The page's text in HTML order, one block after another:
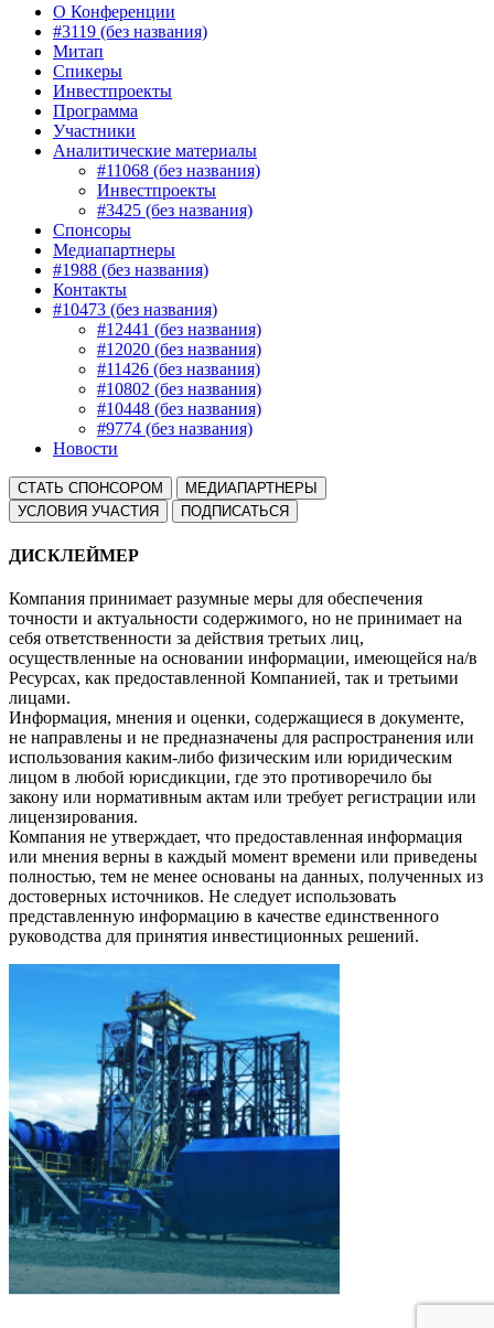
О Конференции
#3119 (без названия)
Митап
Спикеры
Инвестпроекты
Программа
Участники
Аналитические материалы
#11068 (без названия)
Инвестпроекты
#3425 (без названия)
Спонсоры
Медиапартнеры
#1988 (без названия)
Контакты
#10473 (без названия)
#12441 (без названия)
#12020 (без названия)
#11426 (без названия)
#10802 (без названия)
#10448 (без названия)
#9774 (без названия)
Новости
СТАТЬ СПОНСОРОМ
МЕДИАПАРТНЕРЫ
УСЛОВИЯ УЧАСТИЯ
ПОДПИСАТЬСЯ
ДИСКЛЕЙМЕР
Компания принимает разумные меры для обеспечения
точности и актуальности содержимого, но не принимает на
себя ответственности за действия третьих лиц,
осуществленные на основании информации, имеющейся на/в
Ресурсах, как предоставленной Компанией, так и третьими
лицами.
Информация, мнения и оценки, содержащиеся в документе,
не направлены и не предназначены для распространения или
использования каким-либо физическим или юридическим
лицом в любой юрисдикции, где это противоречило бы
закону или нормативным актам или требует регистрации или
лицензирования.
Компания не утверждает, что предоставленная информация
или мнения верны в каждый момент времени или приведены
полностью, тем не менее основаны на данных, полученных из
достоверных источников. Не следует использовать
представленную информацию в качестве единственного
руководства для принятия инвестиционных решений.